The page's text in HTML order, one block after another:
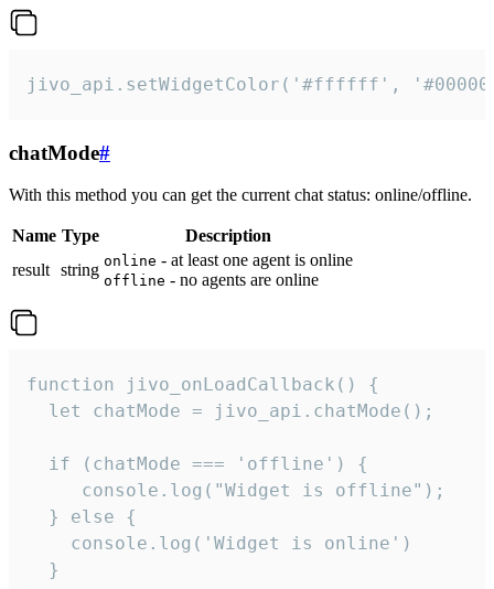
jivo_api.setWidgetColor('#ffffff',
chatMode#
With this method you can get the current chat status: online/offline.
Name Type
Description
result string online - at least one agent is online
offline - no agents are online
function jivo_onLoadCallback() {
  let chatMode = jivo_api.chatMode();
  if (chatMode === 'offline') {
     console.log("Widget is offline");
  } else {
    console.log('Widget is online')
  }